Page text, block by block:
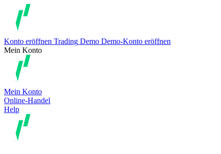
Konto eröffnen Trading Demo Demo-Konto eröffnen
Mein Konto
Mein Konto
Online-Handel
Help